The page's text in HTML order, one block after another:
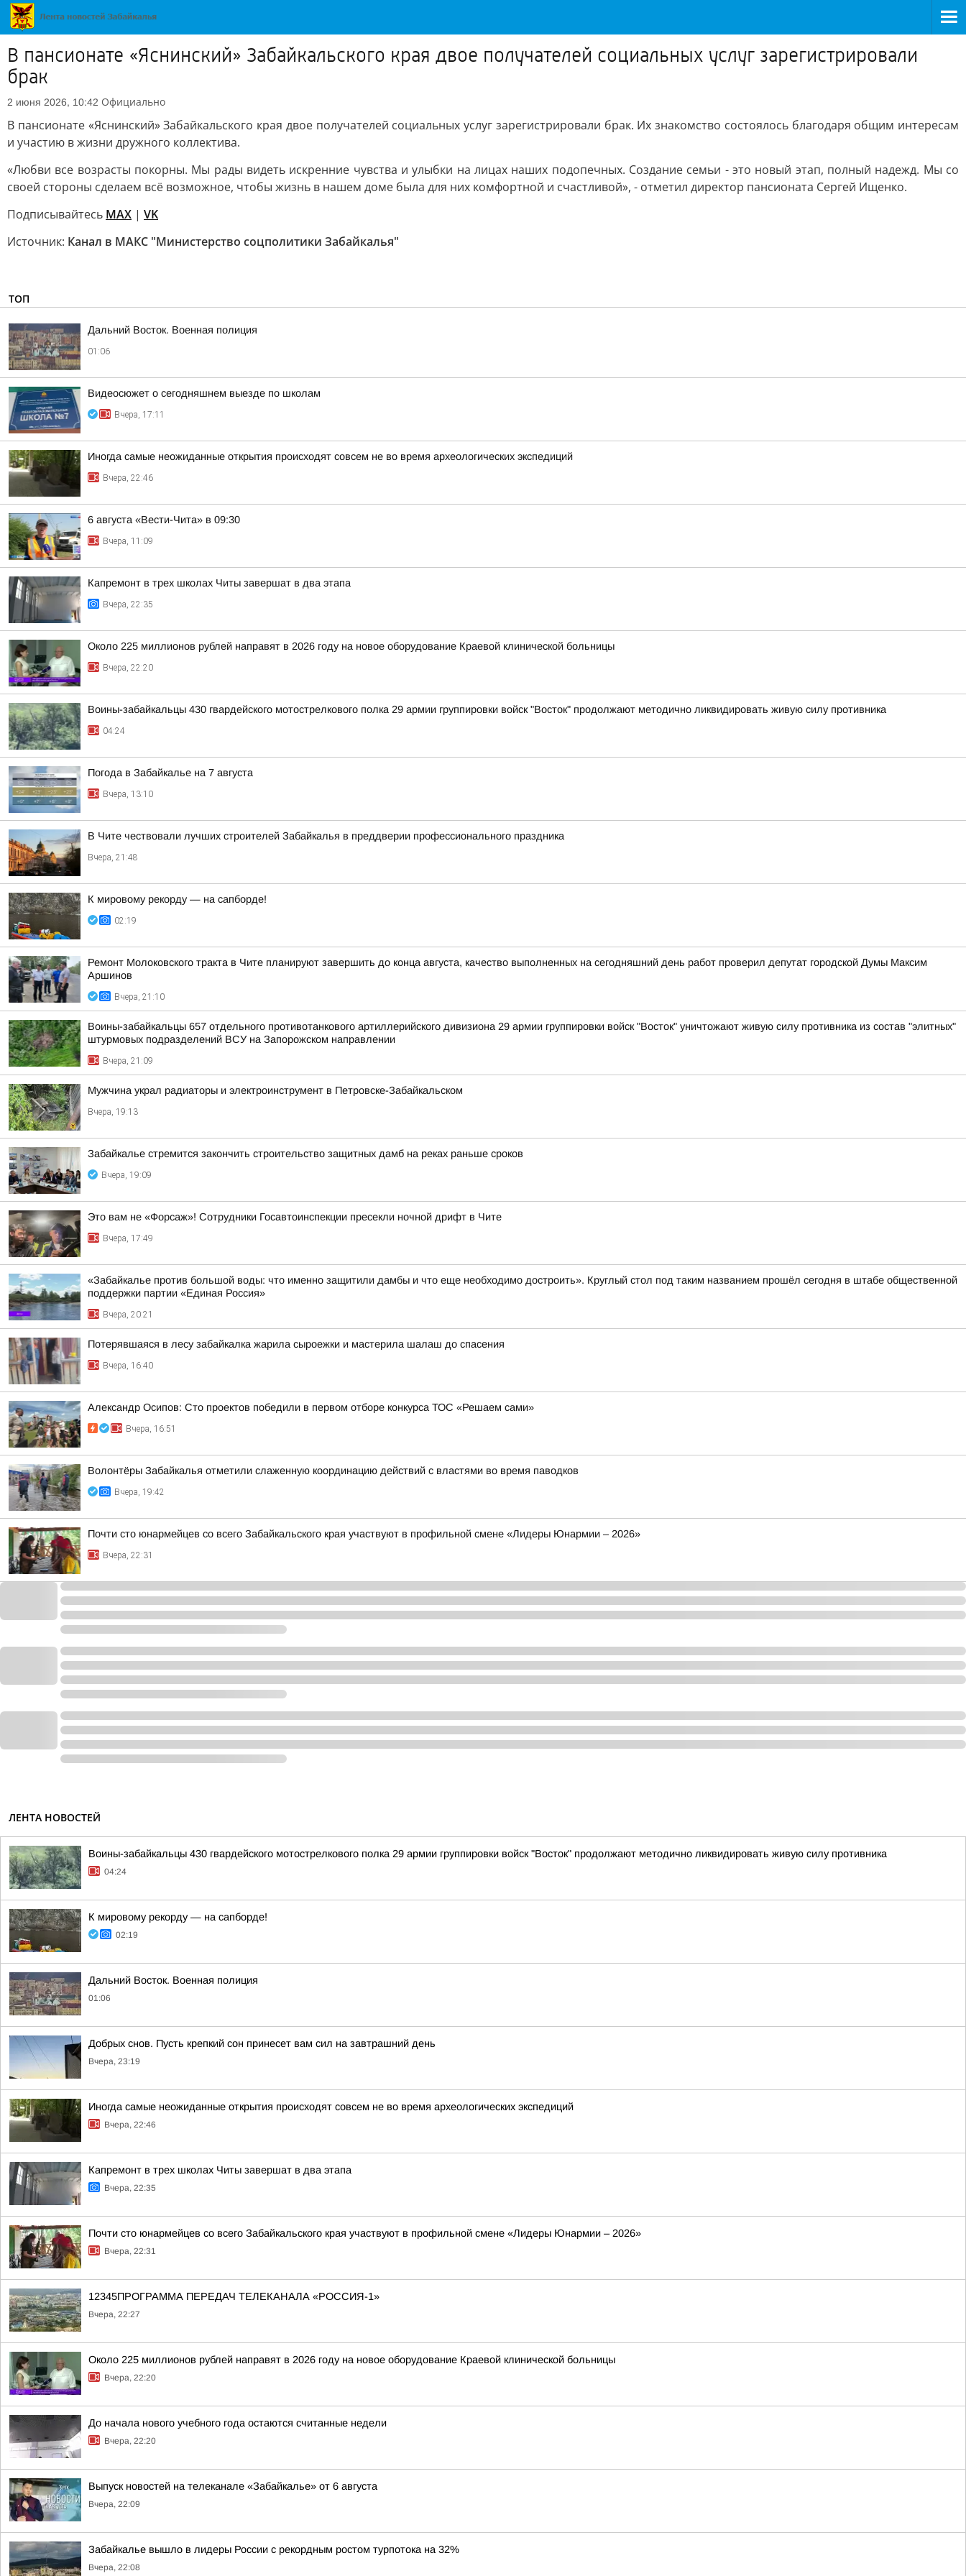
В пансионате «Яснинский» Забайкальского края двое получателей социальных услуг зарегистрировали
брак
2 июня 2026, 10:42 Официально
В пансионате «Яснинский» Забайкальского края двое получателей социальных услуг зарегистрировали брак. Их знакомство состоялось благодаря общим интересам
и участию в жизни дружного коллектива.
«Любви все возрасты покорны. Мы рады видеть искренние чувства и улыбки на лицах наших подопечных. Создание семьи - это новый этап, полный надежд. Мы со
своей стороны сделаем всё возможное, чтобы жизнь в нашем доме была для них комфортной и счастливой», - отметил директор пансионата Сергей Ищенко.
Подписывайтесь МАХ | VK
Источник: Канал в МАКС "Министерство соцполитики Забайкалья"
ТОП
Дальний Восток. Военная полиция
01:06
Видеосюжет о сегодняшнем выезде по школам
Вчера, 17:11
Иногда самые неожиданные открытия происходят совсем не во время археологических экспедиций
Вчера, 22:46
6 августа «Вести-Чита» в 09:30
Вчера, 11:09
Капремонт в трех школах Читы завершат в два этапа
Вчера, 22:35
Около 225 миллионов рублей направят в 2026 году на новое оборудование Краевой клинической больницы
Вчера, 22:20
Воины-забайкальцы 430 гвардейского мотострелкового полка 29 армии группировки войск "Восток" продолжают методично ликвидировать живую силу противника
04:24
Погода в Забайкалье на 7 августа
Вчера, 13:10
В Чите чествовали лучших строителей Забайкалья в преддверии профессионального праздника
Вчера, 21:48
К мировому рекорду — на сапборде!
02:19
Ремонт Молоковского тракта в Чите планируют завершить до конца августа, качество выполненных на сегодняшний день работ проверил депутат городской Думы Максим
Аршинов
Вчера, 21:10
Воины-забайкальцы 657 отдельного противотанкового артиллерийского дивизиона 29 армии группировки войск "Восток" уничтожают живую силу противника из состав "элитных"
штурмовых подразделений ВСУ на Запорожском направлении
Вчера, 21:09
Мужчина украл радиаторы и электроинструмент в Петровске-Забайкальском
Вчера, 19:13
Забайкалье стремится закончить строительство защитных дамб на реках раньше сроков
Вчера, 19:09
Это вам не «Форсаж»! Сотрудники Госавтоинспекции пресекли ночной дрифт в Чите
Вчера, 17:49
«Забайкалье против большой воды: что именно защитили дамбы и что еще необходимо достроить». Круглый стол под таким названием прошёл сегодня в штабе общественной
поддержки партии «Единая Россия»
Вчера, 20:21
Потерявшаяся в лесу забайкалка жарила сыроежки и мастерила шалаш до спасения
Вчера, 16:40
Александр Осипов: Сто проектов победили в первом отборе конкурса ТОС «Решаем сами»
Вчера, 16:51
Волонтёры Забайкалья отметили слаженную координацию действий с властями во время паводков
Вчера, 19:42
Почти сто юнармейцев со всего Забайкальского края участвуют в профильной смене «Лидеры Юнармии – 2026»
Вчера, 22:31
ЛЕНТА НОВОСТЕЙ
Воины-забайкальцы 430 гвардейского мотострелкового полка 29 армии группировки войск "Восток" продолжают методично ликвидировать живую силу противника
04:24
К мировому рекорду — на сапборде!
02:19
Дальний Восток. Военная полиция
01:06
Добрых снов. Пусть крепкий сон принесет вам сил на завтрашний день
Вчера, 23:19
Иногда самые неожиданные открытия происходят совсем не во время археологических экспедиций
Вчера, 22:46
Капремонт в трех школах Читы завершат в два этапа
Вчера, 22:35
Почти сто юнармейцев со всего Забайкальского края участвуют в профильной смене «Лидеры Юнармии – 2026»
Вчера, 22:31
12345ПРОГРАММА ПЕРЕДАЧ ТЕЛЕКАНАЛА «РОССИЯ-1»
Вчера, 22:27
Около 225 миллионов рублей направят в 2026 году на новое оборудование Краевой клинической больницы
Вчера, 22:20
До начала нового учебного года остаются считанные недели
Вчера, 22:20
Выпуск новостей на телеканале «Забайкалье» от 6 августа
Вчера, 22:09
Забайкалье вышло в лидеры России с рекордным ростом турпотока на 32%
Вчера, 22:08